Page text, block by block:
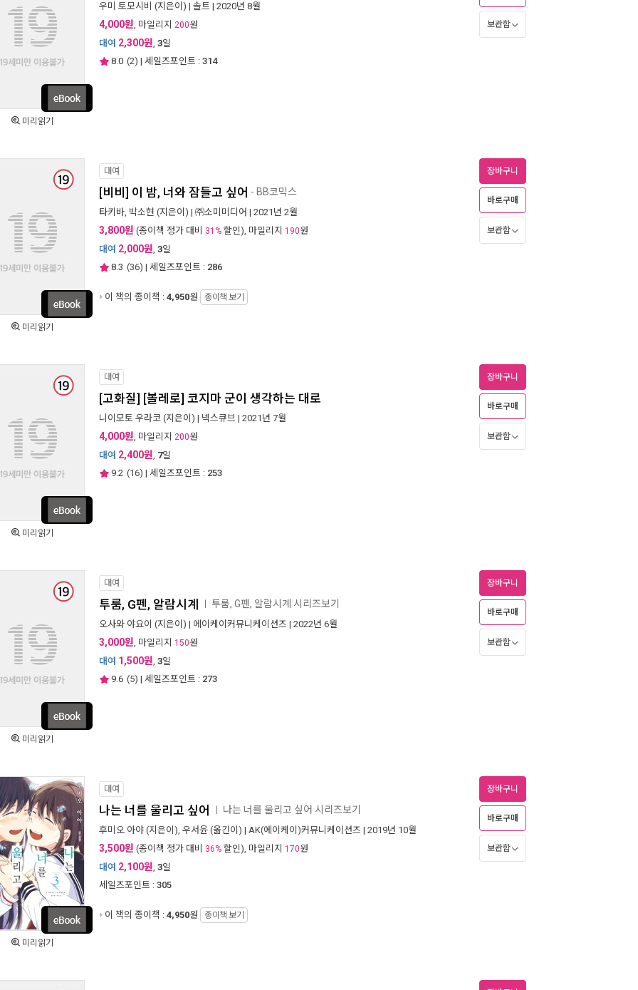
미리읽기
우미 토모시비 (지은이) | 솔트 | 2020년 8월
4,000원, 마일리지 200원
대여 2,300원, 3일
8.0 (2) | 세일즈포인트 : 314
보관함
미리읽기
대여
[비비] 이 밤, 너와 잠들고 싶어 - BB코믹스
타키바, 박소현 (지은이) | ㈜소미미디어 | 2021년 2월
3,800원 (종이책 정가 대비 31% 할인), 마일리지 190원
대여 2,000원, 3일
8.3 (36) | 세일즈포인트 : 286
이 책의 종이책 : 4,950원 종이책 보기
장바구니
바로구매
보관함
미리읽기
대여
[고화질] [볼레로] 코지마 군이 생각하는 대로
니이모토 우라코 (지은이) | 넥스큐브 | 2021년 7월
4,000원, 마일리지 200원
대여 2,400원, 7일
9.2 (16) | 세일즈포인트 : 253
장바구니
바로구매
보관함
미리읽기
대여
투룸, G펜, 알람시계 투룸, G펜, 알람시계 시리즈보기
오사와 야요이 (지은이) | 에이케이커뮤니케이션즈 | 2022년 6월
3,000원, 마일리지 150원
대여 1,500원, 3일
9.6 (5) | 세일즈포인트 : 273
장바구니
바로구매
보관함
미리읽기
대여
나는 너를 울리고 싶어 나는 너를 울리고 싶어 시리즈보기
후미오 아야 (지은이), 우서윤 (옮긴이) | AK(에이케이)커뮤니케이션즈 | 2019년 10월
3,500원 (종이책 정가 대비 36% 할인), 마일리지 170원
대여 2,100원, 3일
세일즈포인트 : 305
이 책의 종이책 : 4,950원 종이책 보기
장바구니
바로구매
보관함